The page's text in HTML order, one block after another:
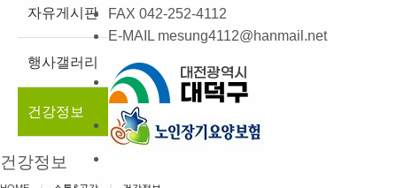
자유게시판
행사갤러리
건강정보
건강정보
FAX 042-252-4112
E-MAIL mesung4112@hanmail.net